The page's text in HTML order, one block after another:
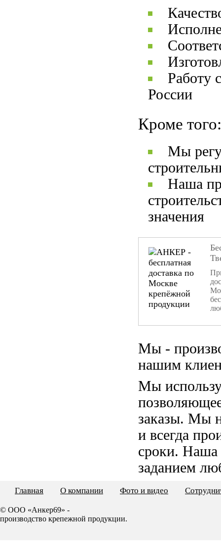
Работу
России
Кроме того:
Мы
Наша
значения
Мы -
нашим
Мы
заказы. Мы
и всегда
сроки. Наша
заданием
Главная О компании Фото и видео
© ООО «Анкер69» -
производство крепежной продукции.